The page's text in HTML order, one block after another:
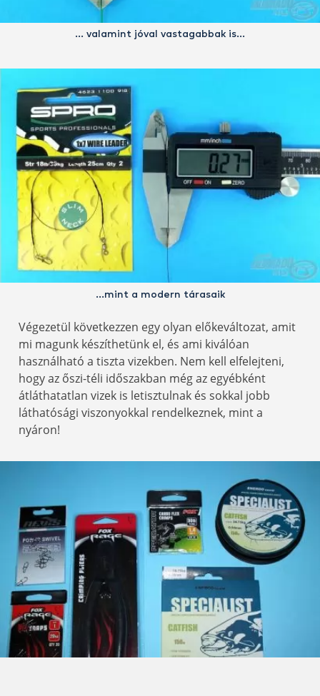
… valamint jóval vastagabbak is…
…mint a modern tárasaik
Végezetül következzen egy olyan előkeváltozat, amit
mi magunk készíthetünk el, és ami kiválóan
használható a tiszta vizekben. Nem kell elfelejteni,
hogy az őszi-téli időszakban még az egyébként
átláthatatlan vizek is letisztulnak és sokkal jobb
láthatósági viszonyokkal rendelkeznek, mint a
nyáron!